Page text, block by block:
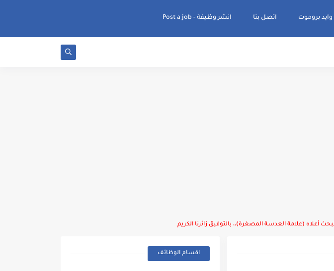
بروموت اتصل بنا انشر وظيفة - Post a job
أعلاه (علامة العدسة المصغرة)،، بالتوفيق زائرنا الكريم
اقسام الوظائف